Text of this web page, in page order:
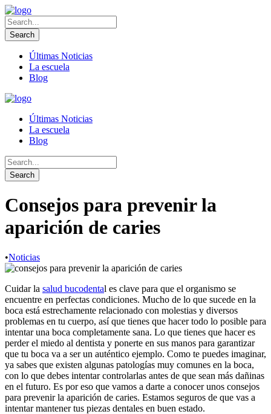
Últimas Noticias
La escuela
Blog
Últimas Noticias
La escuela
Blog
Consejos para prevenir la
aparición de caries
•Noticias
Cuidar la salud bucodental es clave para que el organismo se
encuentre en perfectas condiciones. Mucho de lo que sucede en la
boca está estrechamente relacionado con molestias y diversos
problemas en tu cuerpo, así que tienes que hacer todo lo posible para
intentar una boca completamente sana. Lo que tienes que hacer es
perder el miedo al dentista y ponerte en sus manos para garantizar
que tu boca va a ser un auténtico ejemplo. Como te puedes imaginar,
ya sabes que existen algunas patologías muy comunes en la boca,
con lo que debes intentar controlarlas antes de que sean más dañinas
en el futuro. Es por eso que vamos a darte a conocer unos consejos
para prevenir la aparición de caries. Estamos seguros de que vas a
intentar mantener tus piezas dentales en buen estado.